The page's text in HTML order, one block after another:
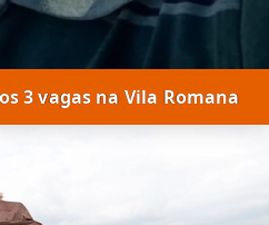
3 vagas na Vila Romana